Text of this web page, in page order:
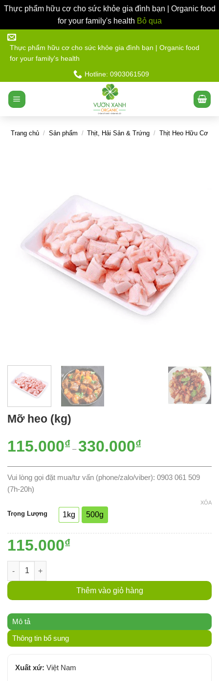
Thực phẩm hữu cơ cho sức khỏe gia đình bạn | Organic food
for your family's health Bỏ qua
Bỏ
qua
nội
Thực phẩm hữu cơ cho sức khỏe gia đình bạn | Organic food
for your family's health
Hotline: 0903061509
Trang chủ / Sản phẩm / Thịt, Hải Sản & Trứng / Thịt Heo Hữu Cơ
Mỡ heo (kg)
115.000₫ – 330.000₫Khoảng
330.000₫
Vui lòng gọi đặt mua/tư vấn (phone/zalo/viber): 0903 061 509
(7h-20h)
Trọng Lượng 1kg 500g
XÓA
115.000₫
Mỡ heo (kg) số lượng
Thêm vào giỏ hàng
Mô tả
Thông tin bổ sung
Xuất xứ: Việt Nam